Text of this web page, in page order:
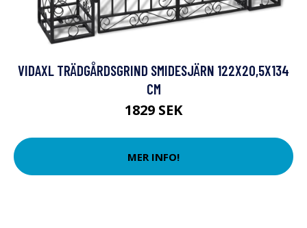
VIDAXL TRÄDGÅRDSGRIND SMIDESJÄRN 122X20,5X134
CM
1829 SEK
MER INFO!